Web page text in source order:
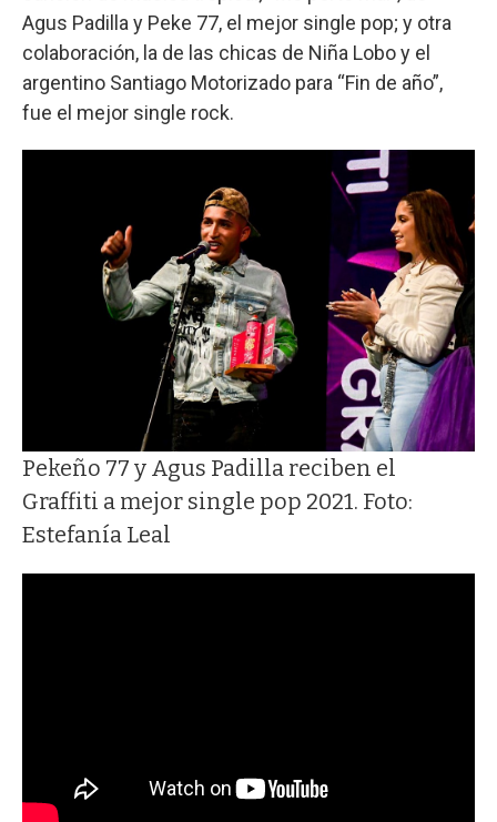
Agus Padilla y Peke 77, el mejor single pop; y otra
colaboración, la de las chicas de Niña Lobo y el
argentino Santiago Motorizado para “Fin de año”,
fue el mejor single rock.
Pekeño 77 y Agus Padilla reciben el
Graffiti a mejor single pop 2021. Foto:
Estefanía Leal